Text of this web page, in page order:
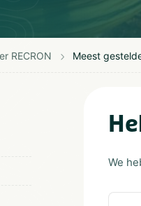
RECRON Meest
We